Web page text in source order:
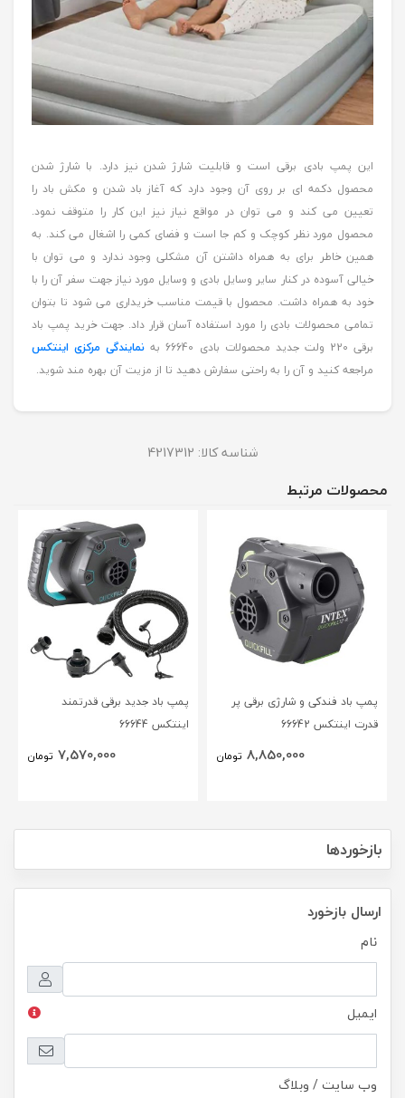
این پمپ بادی برقی است و قابلیت شارژ شدن نیز دارد. با شارژ شدن
محصول دکمه ای بر روی آن وجود دارد که آغاز باد شدن و مکش باد را
تعیین می کند و می توان در مواقع نیاز نیز این کار را متوقف نمود.
محصول مورد نظر کوچک و کم جا است و فضای کمی را اشغال می کند. به
همین خاطر برای به همراه داشتن آن مشکلی وجود ندارد و می توان با
خیالی آسوده در کنار سایر وسایل بادی و وسایل مورد نیاز جهت سفر آن را با
خود به همراه داشت. محصول با قیمت مناسب خریداری می شود تا بتوان
تمامی محصولات بادی را مورد استفاده آسان قرار داد. جهت خرید پمپ باد
برقی 220 ولت جدید محصولات بادی 66640 به
نمایندگی مرکزی اینتکس
مراجعه کنید و آن را به راحتی سفارش دهید تا از مزیت آن بهره مند شوید.
شناسه کالا: 4217312
محصولات مرتبط
پمپ باد فندکی و شارژی برقی پر
قدرت اینتکس 66642
8,850,000 تومان
پمپ باد جدید برقی قدرتمند
اینتکس 66644
7,570,000 تومان
بازخوردها
ارسال بازخورد
نام
ایمیل
وب سایت / وبلاگ